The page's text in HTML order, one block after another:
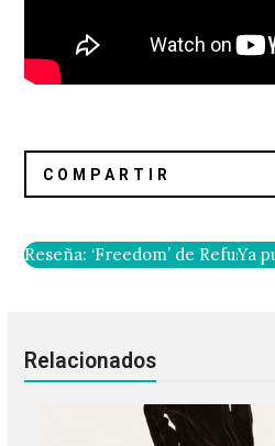
Reseña: ‘Freedom’ de Refused
Ya
Relacionados